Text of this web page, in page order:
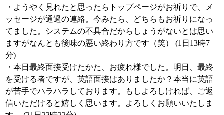
・ようやく見れたと思ったらトップページがお祈りで、メ
ッセージが通過の連絡。今みたら、どちらもお祈りになっ
てました。システムの不具合だからしょうがないとは思い
ますがなんとも後味の悪い終わり方です（笑） (1日13時7
分)
・本日最終面接受けたかた、お疲れ様でした。明日、最終
を受ける者ですが、英語面接はありましたか？本当に英語
が苦手でハラハラしております。もしよろしければ、ご返
信いただけると嬉しく思います。よろしくお願いいたしま